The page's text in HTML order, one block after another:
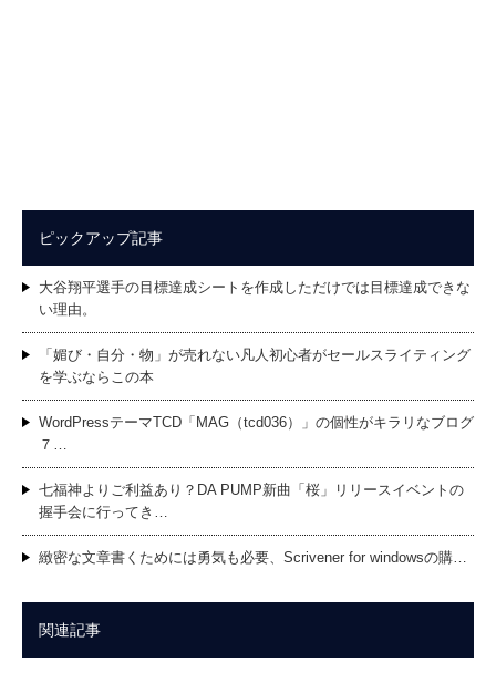
ピックアップ記事
大谷翔平選手の目標達成シートを作成しただけでは目標達成できな
い理由。
「媚び・自分・物」が売れない凡人初心者がセールスライティング
を学ぶならこの本
WordPressテーマTCD「MAG（tcd036）」の個性がキラリなブログ
７…
七福神よりご利益あり？DA PUMP新曲「桜」リリースイベントの
握手会に行ってき…
緻密な文章書くためには勇気も必要、Scrivener for windowsの購…
関連記事